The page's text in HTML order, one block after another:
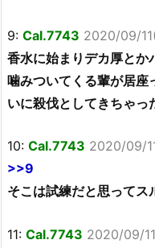
9: Cal.7743 2020/09/
香水に始まりデカ厚とか
噛みついてくる輩が居座
いに殺伐としてきちゃっ
10: Cal.7743 2020/09/
>>9
そこは試練だと思ってス
11: Cal.7743 2020/09/